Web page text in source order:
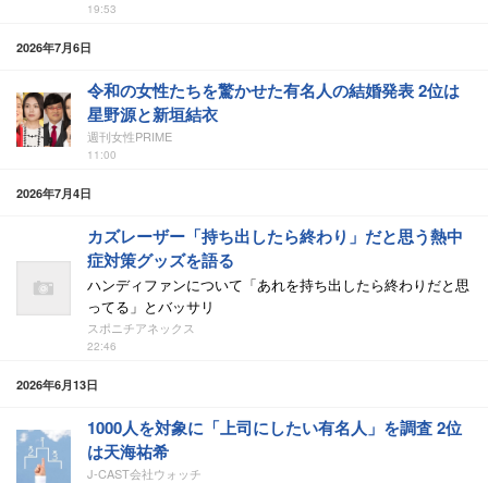
19:53
2026年7月6日
令和の女性たちを驚かせた有名人の結婚発表 2位は
星野源と新垣結衣
週刊女性PRIME
11:00
2026年7月4日
カズレーザー「持ち出したら終わり」だと思う熱中
症対策グッズを語る
ハンディファンについて「あれを持ち出したら終わりだと思
ってる」とバッサリ
スポニチアネックス
22:46
2026年6月13日
1000人を対象に「上司にしたい有名人」を調査 2位
は天海祐希
J-CAST会社ウォッチ